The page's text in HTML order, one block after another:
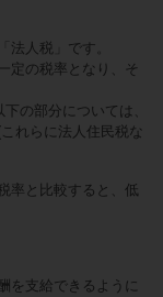
法人税」です。
定の税率となり、そ
の部分については、
れらに法人住民税な
率と比較すると、低
を支給できるように